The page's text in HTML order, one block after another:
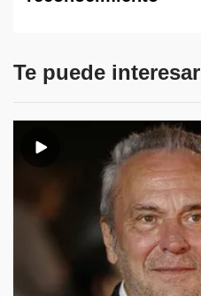
Te puede interesar